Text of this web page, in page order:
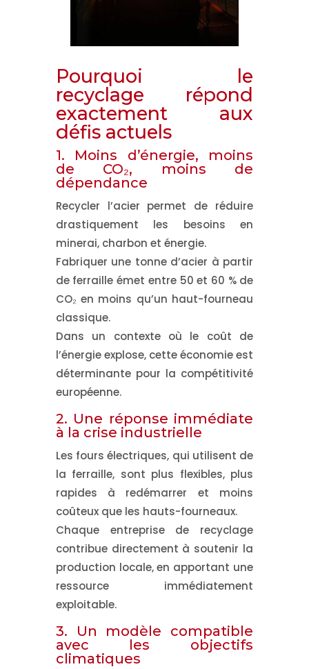
Pourquoi le
recyclage répond
exactement aux
défis actuels
1. Moins d’énergie, moins
de CO₂, moins de
dépendance
Recycler l’acier permet de réduire
drastiquement les besoins en
minerai, charbon et énergie.
Fabriquer une tonne d’acier à partir
de ferraille émet entre 50 et 60 % de
CO₂ en moins qu’un haut-fourneau
classique.
Dans un contexte où le coût de
l’énergie explose, cette économie est
déterminante pour la compétitivité
européenne.
2. Une réponse immédiate
à la crise industrielle
Les fours électriques, qui utilisent de
la ferraille, sont plus flexibles, plus
rapides à redémarrer et moins
coûteux que les hauts-fourneaux.
Chaque entreprise de recyclage
contribue directement à soutenir la
production locale, en apportant une
ressource immédiatement
exploitable.
3.
Un modèle compatible
avec les objectifs
climatiques